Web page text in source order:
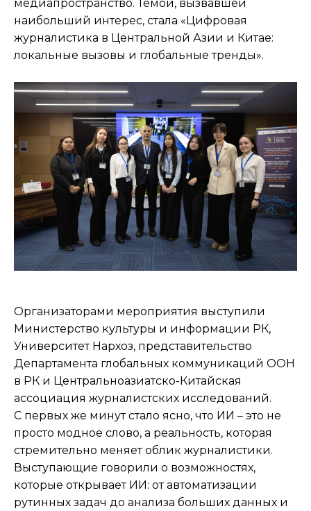
медиапространство. Темой, вызвавшей
наибольший интерес, стала «Цифровая
журналистика в Центральной Азии и Китае:
локальные вызовы и глобальные тренды».
Организаторами мероприятия выступили
Министерство культуры и информации РК,
Университет Нархоз, представительство
Департамента глобальных коммуникаций ООН
в РК и Центральноазиатско-Китайская
ассоциация журналистских исследований.
С первых же минут стало ясно, что ИИ – это не
просто модное слово, а реальность, которая
стремительно меняет облик журналистики.
Выступающие говорили о возможностях,
которые открывает ИИ: от автоматизации
рутинных задач до анализа больших данных и